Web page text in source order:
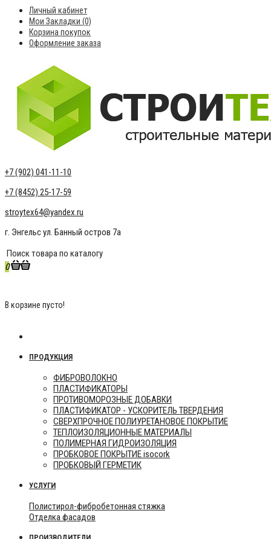
Личный кабинет
Мои Закладки (0)
Корзина покупок
Оформление заказа
+7 (902) 041-11-10
+7 (8452) 25-17-59
stroytex64@yandex.ru
г. Энгельс ул. Банный остров 7а
0
В корзине пусто!
ПРОДУКЦИЯ
ФИБРОВОЛОКНО
ПЛАСТИФИКАТОРЫ
ПРОТИВОМОРОЗНЫЕ ДОБАВКИ
ПЛАСТИФИКАТОР - УСКОРИТЕЛЬ ТВЕРДЕНИЯ
СВЕРХПРОЧНОЕ ПОЛИУРЕТАНОВОЕ ПОКРЫТИЕ
ТЕПЛОИЗОЛЯЦИОННЫЕ МАТЕРИАЛЫ
ПОЛИМЕРНАЯ ГИДРОИЗОЛЯЦИЯ
ПРОБКОВОЕ ПОКРЫТИЕ isocork
ПРОБКОВЫЙ ГЕРМЕТИК
УСЛУГИ
Полистирол-фибробетонная стяжка
Отделка фасадов